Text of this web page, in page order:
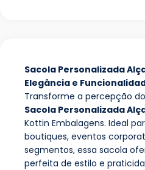
Sacola Personalizada
Elegância e
Transforme a percepção
Sacola Personalizada
Kottin Embalagens. Ideal
boutiques, eventos
segmentos, essa sacola
perfeita de estilo e